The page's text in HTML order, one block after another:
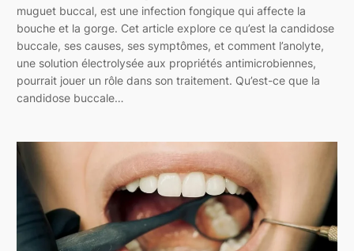
muguet buccal, est une infection fongique qui affecte la
bouche et la gorge. Cet article explore ce qu’est la candidose
buccale, ses causes, ses symptômes, et comment l’anolyte,
une solution électrolysée aux propriétés antimicrobiennes,
pourrait jouer un rôle dans son traitement. Qu’est-ce que la
candidose buccale…